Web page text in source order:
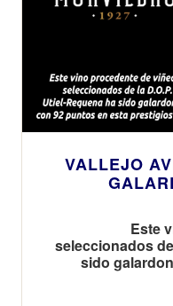
VALLEJO
Este
seleccionados
sido